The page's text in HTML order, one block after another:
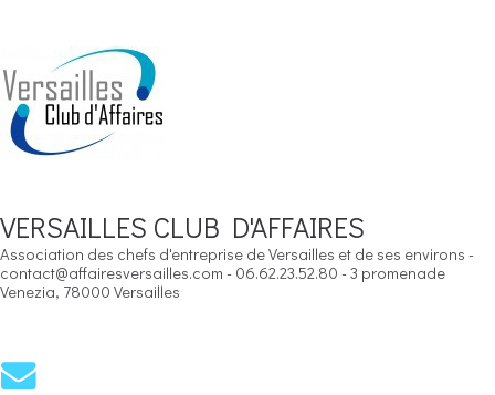
VERSAILLES CLUB D'AFFAIRES
Association des chefs d'entreprise de Versailles et de ses environs -
contact@affairesversailles.com - 06.62.23.52.80 - 3 promenade
Venezia, 78000 Versailles